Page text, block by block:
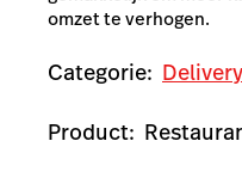
omzet te verhogen.
Categorie: Delivery
Product: